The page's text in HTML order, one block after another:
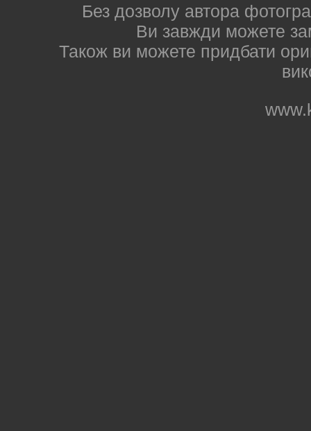
Без дозволу автора
Ви завжди можете
Також ви можете придбати